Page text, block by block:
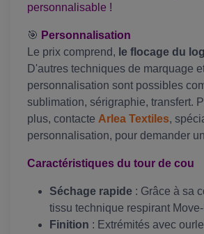
personnalisable !
🎯 Personnalisation
Le prix comprend, le flocage du
D'autres techniques de marquage
personnalisation sont possibles
sublimation, sérigraphie, transfert.
plus, contacte Arlea Textiles,
personnalisation, pour demander
Caractéristiques du tour de cou
Séchage rapide : Grâce à sa
tissu technique respirant
Finition : Extrémités avec